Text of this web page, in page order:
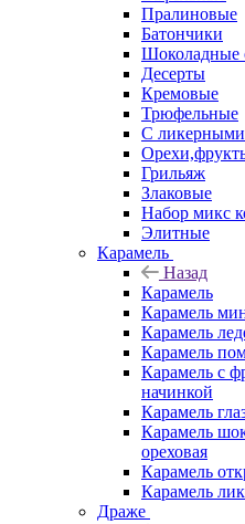
Пралиновые
Батончики
Шоколадные
Десерты
Кремовые
Трюфельные
С
Грильяж
Злаковые
Набор микс
Элитные
Карамель
Назад
Карамель
Карамель
Карамель
Карамель
Карамель с
начинкой
Карамель
Карамель
ореховая
Карамель
Карамель
Драже